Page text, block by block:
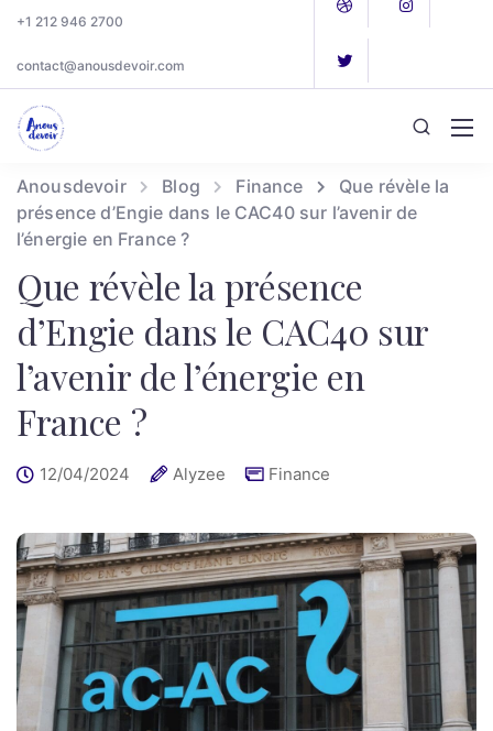
+1 212 946 2700
contact@anousdevoir.com
Anousdevoir Blog Finance
Que révèle la
présence d’Engie dans le CAC40 sur l’avenir de
l’énergie en France ?
Que révèle la présence
d’Engie dans le CAC40 sur
l’avenir de l’énergie en
France ?
12/04/2024 Alyzee Finance